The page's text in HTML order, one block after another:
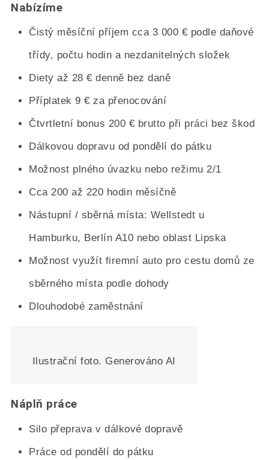
Nabízíme
Čistý měsíční příjem cca 3 000 € podle daňové
třídy, počtu hodin a nezdanitelných složek
Diety až 28 € denně bez daně
Příplatek 9 € za přenocování
Čtvrtletní bonus 200 € brutto při práci bez škod
Dálkovou dopravu od pondělí do pátku
Možnost plného úvazku nebo režimu 2/1
Cca 200 až 220 hodin měsíčně
Nástupní / sběrná místa: Wellstedt u
Hamburku, Berlín A10 nebo oblast Lipska
Možnost využít firemní auto pro cestu domů ze
sběrného místa podle dohody
Dlouhodobé zaměstnání
Ilustrační foto. Generováno AI
Náplň práce
Silo přeprava v dálkové dopravě
Práce od pondělí do pátku